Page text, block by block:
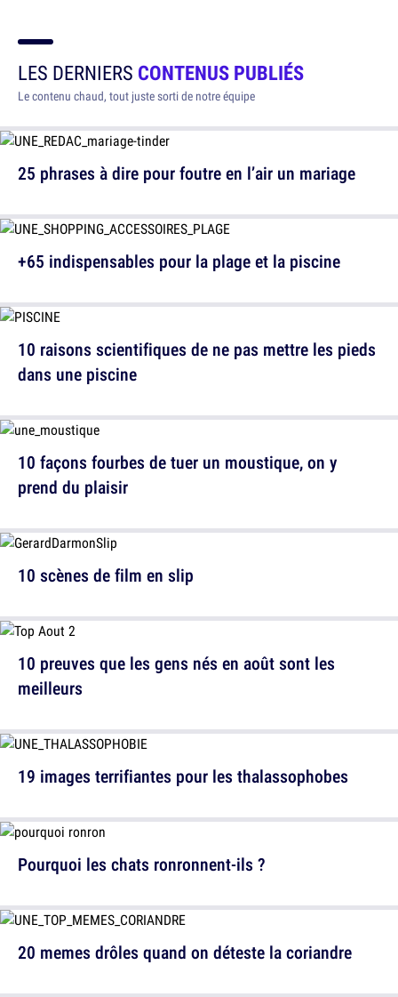
LES DERNIERS CONTENUS PUBLIÉS
Le contenu chaud, tout juste sorti de notre équipe
25 phrases à dire pour foutre en l’air un mariage
10 raisons scientifiques de ne pas mettre les pieds
dans une piscine
10 scènes de film en slip
19 images terrifiantes pour les thalassophobes
20 memes drôles quand on déteste la coriandre
+65 indispensables pour la plage et la piscine
10 façons fourbes de tuer un moustique, on y
prend du plaisir
10 preuves que les gens nés en août sont les
meilleurs
Pourquoi les chats ronronnent-ils ?